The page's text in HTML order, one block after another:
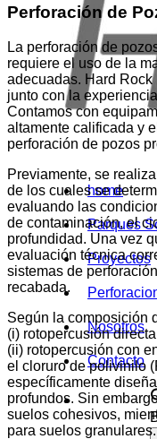
home
Parques
Proyectos
Nosotros
Contacto
Perforación de
La perforación de
requiere el uso de la
adecuadas. Hard
junto con la
Contamos con
altamente calificada y
perforación de pozos
Previamente, se
de los cuales se
evaluando las
de contaminación, el
profundidad. Una vez
evaluación técnica
sistemas de
recabada.
Según la composición
(i) rotopercusión
(ii) rotopercusión con
el cloruro de polivinilo
específicamente
profundos. Sin
suelos cohesivos,
para suelos granulares.